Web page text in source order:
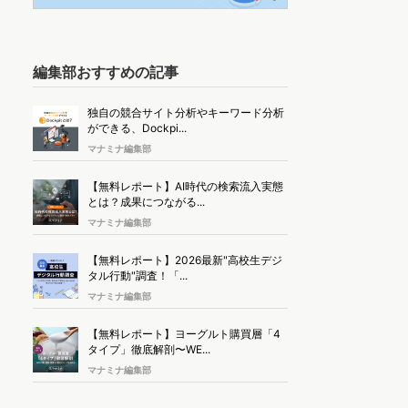
編集部おすすめの記事
独自の競合サイト分析やキーワード分析
ができる、Dockpi...
マナミナ編集部
【無料レポート】AI時代の検索流入実態
とは？成果につながる...
マナミナ編集部
【無料レポート】2026最新"高校生デジ
タル行動"調査！「...
マナミナ編集部
【無料レポート】ヨーグルト購買層「4
タイプ」徹底解剖〜WE...
マナミナ編集部